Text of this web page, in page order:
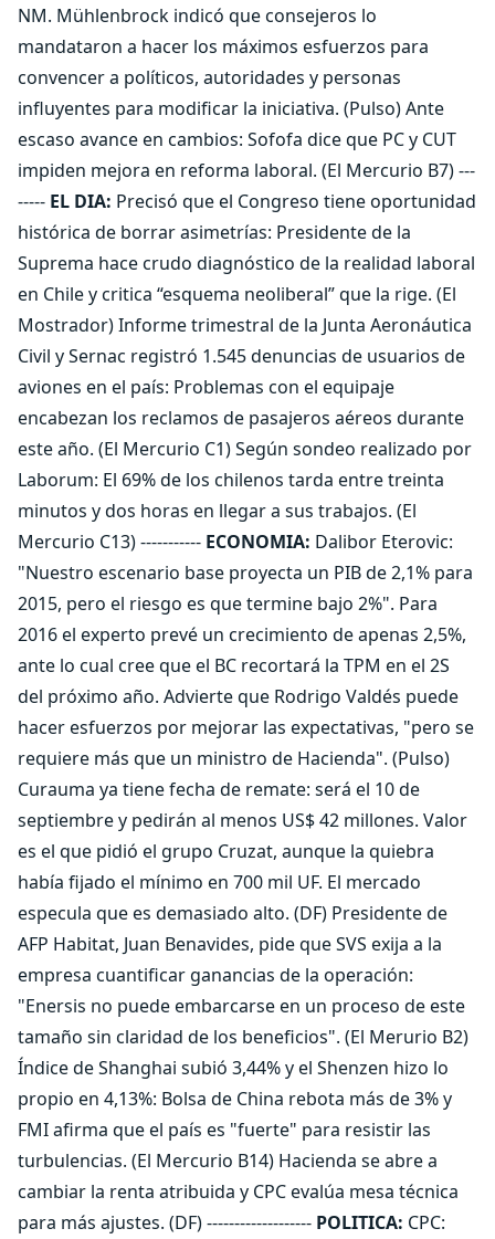
NM. Mühlenbrock indicó que consejeros lo
mandataron a hacer los máximos esfuerzos para
convencer a políticos, autoridades y personas
influyentes para modificar la iniciativa. (Pulso) Ante
escaso avance en cambios: Sofofa dice que PC y CUT
impiden mejora en reforma laboral. (El Mercurio B7) ---
----- EL DIA: Precisó que el Congreso tiene oportunidad
histórica de borrar asimetrías: Presidente de la
Suprema hace crudo diagnóstico de la realidad laboral
en Chile y critica “esquema neoliberal” que la rige. (El
Mostrador) Informe trimestral de la Junta Aeronáutica
Civil y Sernac registró 1.545 denuncias de usuarios de
aviones en el país: Problemas con el equipaje
encabezan los reclamos de pasajeros aéreos durante
este año. (El Mercurio C1) Según sondeo realizado por
Laborum: El 69% de los chilenos tarda entre treinta
minutos y dos horas en llegar a sus trabajos. (El
Mercurio C13) ----------- ECONOMIA: Dalibor Eterovic:
"Nuestro escenario base proyecta un PIB de 2,1% para
2015, pero el riesgo es que termine bajo 2%". Para
2016 el experto prevé un crecimiento de apenas 2,5%,
ante lo cual cree que el BC recortará la TPM en el 2S
del próximo año. Advierte que Rodrigo Valdés puede
hacer esfuerzos por mejorar las expectativas, "pero se
requiere más que un ministro de Hacienda". (Pulso)
Curauma ya tiene fecha de remate: será el 10 de
septiembre y pedirán al menos US$ 42 millones. Valor
es el que pidió el grupo Cruzat, aunque la quiebra
había fijado el mínimo en 700 mil UF. El mercado
especula que es demasiado alto. (DF) Presidente de
AFP Habitat, Juan Benavides, pide que SVS exija a la
empresa cuantificar ganancias de la operación:
"Enersis no puede embarcarse en un proceso de este
tamaño sin claridad de los beneficios". (El Merurio B2)
Índice de Shanghai subió 3,44% y el Shenzen hizo lo
propio en 4,13%: Bolsa de China rebota más de 3% y
FMI afirma que el país es "fuerte" para resistir las
turbulencias. (El Mercurio B14) Hacienda se abre a
cambiar la renta atribuida y CPC evalúa mesa técnica
para más ajustes. (DF) ------------------- POLITICA: CPC: